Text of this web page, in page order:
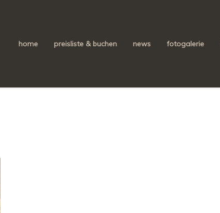
home preisliste & buchen news fotogalerie